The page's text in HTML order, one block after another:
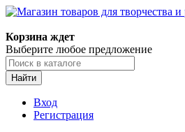
Корзина ждет
Выберите любое предложение
Найти
Вход
Регистрация